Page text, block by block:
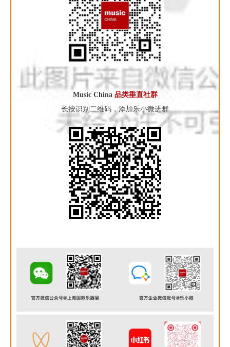
Music China 品类垂直社群
长按识别二维码，添加乐小微进群